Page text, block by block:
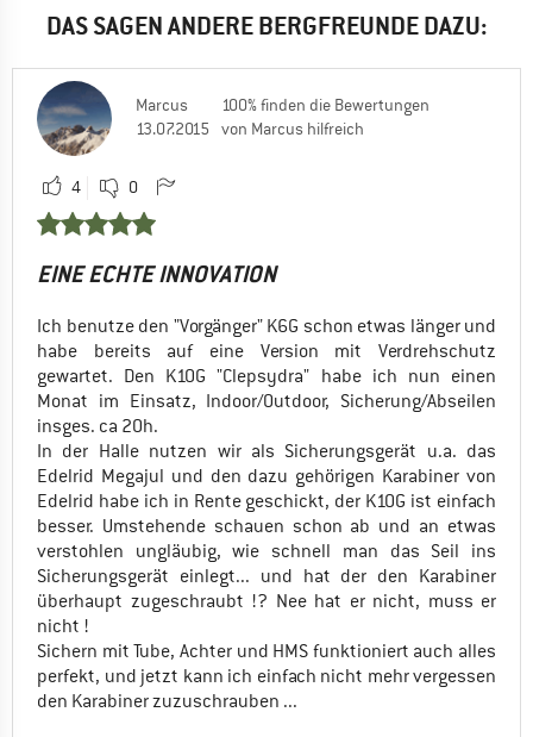
DAS SAGEN ANDERE BERGFREUNDE DAZU:
Marcus
13.07.2015
100% finden die Bewertungen
von Marcus hilfreich
4 0
EINE ECHTE INNOVATION
Ich benutze den "Vorgänger" K6G schon etwas länger und
habe bereits auf eine Version mit Verdrehschutz
gewartet. Den K10G "Clepsydra" habe ich nun einen
Monat im Einsatz, Indoor/Outdoor, Sicherung/Abseilen
insges. ca 20h.
In der Halle nutzen wir als Sicherungsgerät u.a. das
Edelrid Megajul und den dazu gehörigen Karabiner von
Edelrid habe ich in Rente geschickt, der K10G ist einfach
besser. Umstehende schauen schon ab und an etwas
verstohlen ungläubig, wie schnell man das Seil ins
Sicherungsgerät einlegt... und hat der den Karabiner
überhaupt zugeschraubt !? Nee hat er nicht, muss er
nicht !
Sichern mit Tube, Achter und HMS funktioniert auch alles
perfekt, und jetzt kann ich einfach nicht mehr vergessen
den Karabiner zuzuschrauben ...